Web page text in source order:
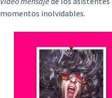
momentos inolvidables.